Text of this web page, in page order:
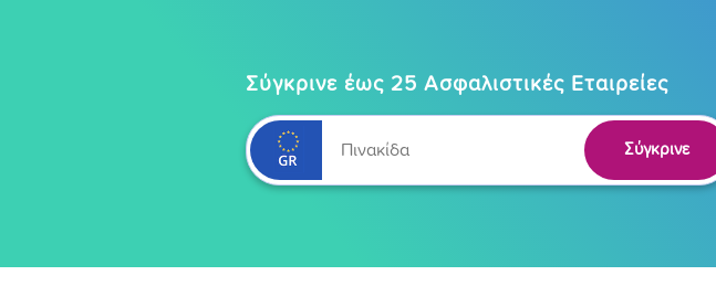
Σύγκρινε έως 25 Ασφαλιστικές Εταιρείες
Σύγκρινε